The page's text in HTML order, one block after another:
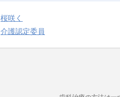
桜咲く
介護認定委員